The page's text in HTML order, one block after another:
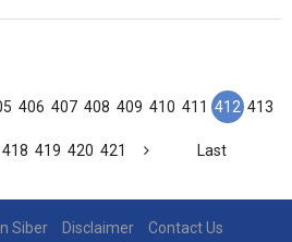
406 407 408 409 410 411 412 413
418 419 420 421 Last
Siber Disclaimer Contact Us